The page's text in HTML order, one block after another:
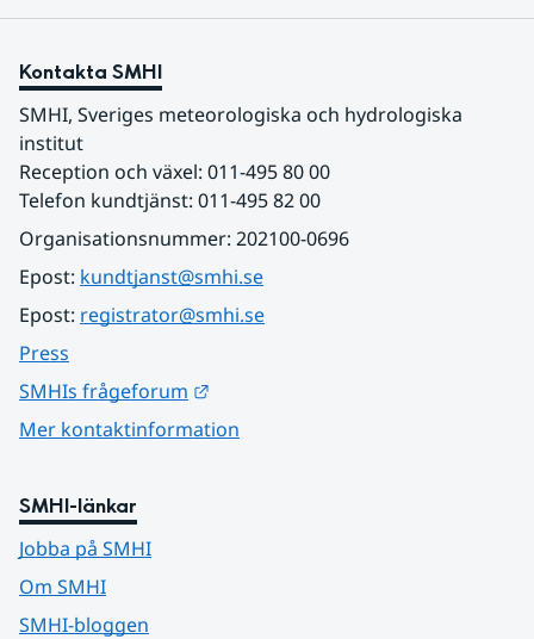
Kontakta SMHI
SMHI, Sveriges meteorologiska och hydrologiska
institut
Reception och växel: 011-495 80 00
Telefon kundtjänst: 011-495 82 00
Organisationsnummer: 202100-0696
Epost: kundtjanst@smhi.se
Epost: registrator@smhi.se
Press
SMHIs frågeforum
Mer kontaktinformation
SMHI-länkar
Jobba på SMHI
Om SMHI
SMHI-bloggen